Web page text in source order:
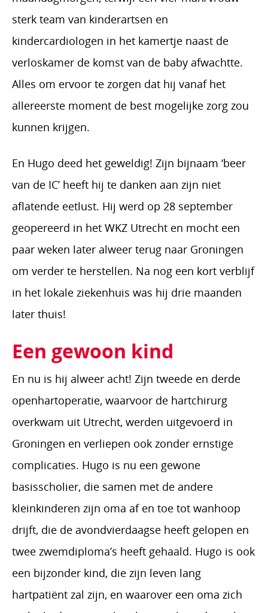
sterk team van kinderartsen en
kindercardiologen in het kamertje naast de
verloskamer de komst van de baby afwachtte.
Alles om ervoor te zorgen dat hij vanaf het
allereerste moment de best mogelijke zorg zou
kunnen krijgen.
En Hugo deed het geweldig! Zijn bijnaam ‘beer
van de IC’ heeft hij te danken aan zijn niet
aflatende eetlust. Hij werd op 28 september
geopereerd in het WKZ Utrecht en mocht een
paar weken later alweer terug naar Groningen
om verder te herstellen. Na nog een kort verblijf
in het lokale ziekenhuis was hij drie maanden
later thuis!
Een gewoon kind
En nu is hij alweer acht! Zijn tweede en derde
openhartoperatie, waarvoor de hartchirurg
overkwam uit Utrecht, werden uitgevoerd in
Groningen en verliepen ook zonder ernstige
complicaties. Hugo is nu een gewone
basisscholier, die samen met de andere
kleinkinderen zijn oma af en toe tot wanhoop
drijft, die de avondvierdaagse heeft gelopen en
twee zwemdiploma’s heeft gehaald. Hugo is ook
een bijzonder kind, die zijn leven lang
hartpatiënt zal zijn, en waarover een oma zich